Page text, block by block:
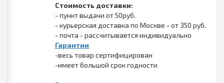
Стоимость доставки:
- пункт выдачи от 50руб.
- курьерская доставка по Москве - от 350 руб.
- почта - рассчитывается индивидуально
Гарантии
-весь товар сертифицирован
-имеет большой срок годности